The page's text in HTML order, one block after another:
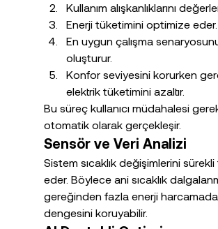
Kullanım alışkanlıklarını
Enerji tüketimini optimize eder.
En uygun çalışma
oluşturur.
Konfor seviyesini korurken
elektrik tüketimini azaltır.
Bu süreç kullanıcı müdahalesi
otomatik olarak gerçekleşir.
Sensör ve Veri Analizi
Sistem sıcaklık değişimlerini
eder. Böylece ani sıcaklık
gereğinden fazla enerji
dengesini koruyabilir.